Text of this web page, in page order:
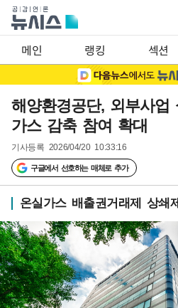
메인 랭킹 섹션
해양환경공단, 외부사
가스 감축 참여 확대
기사등록 2026/04/20 10:33:16
구글에서 선호하는 매체로 추가
온실가스 배출권거래제 상쇄